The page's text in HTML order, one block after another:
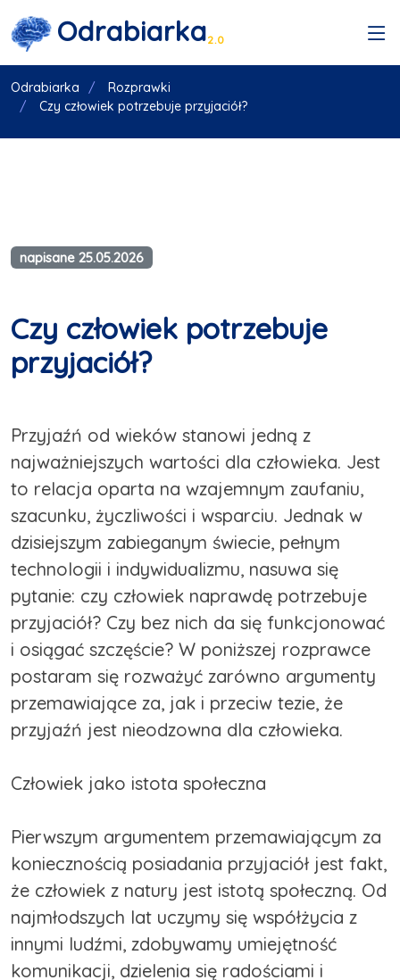
Odrabiarka2.0
Odrabiarka
Rozprawki
Czy człowiek potrzebuje przyjaciół?
napisane 25.05.2026
Czy człowiek potrzebuje
przyjaciół?
Przyjaźń od wieków stanowi jedną z
najważniejszych wartości dla człowieka. Jest
to relacja oparta na wzajemnym zaufaniu,
szacunku, życzliwości i wsparciu. Jednak w
dzisiejszym zabieganym świecie, pełnym
technologii i indywidualizmu, nasuwa się
pytanie: czy człowiek naprawdę potrzebuje
przyjaciół? Czy bez nich da się funkcjonować
i osiągać szczęście? W poniższej rozprawce
postaram się rozważyć zarówno argumenty
przemawiające za, jak i przeciw tezie, że
przyjaźń jest nieodzowna dla człowieka.
Człowiek jako istota społeczna
Pierwszym argumentem przemawiającym za
koniecznością posiadania przyjaciół jest fakt,
że człowiek z natury jest istotą społeczną. Od
najmłodszych lat uczymy się współżycia z
innymi ludźmi, zdobywamy umiejętność
komunikacji, dzielenia się radościami i